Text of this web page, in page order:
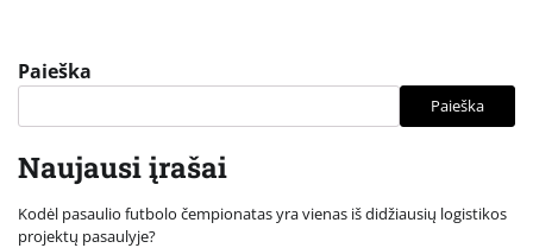
Paieška
Paieška
Naujausi įrašai
Kodėl pasaulio futbolo čempionatas yra vienas iš didžiausių logistikos
projektų pasaulyje?